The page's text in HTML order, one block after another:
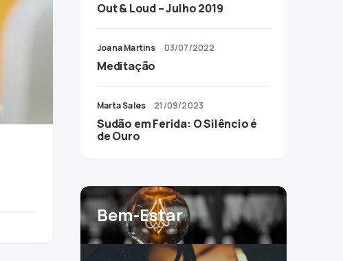
Out & Loud – Julho 2019
Joana Martins 03/07/2022
Meditação
Marta Sales 21/09/2023
Sudão em Ferida: O Silêncio é
de Ouro
Bem-Estar